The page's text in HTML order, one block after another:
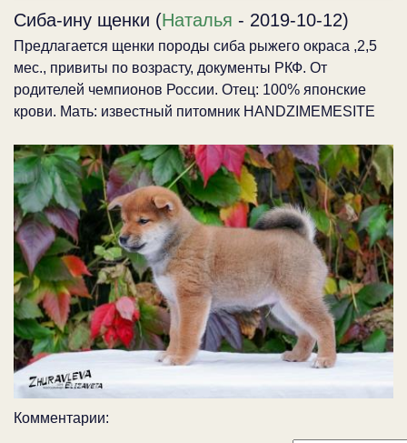
Сиба-ину щенки (Наталья - 2019-10-12)
Предлагается щенки породы сиба рыжего окраса ,2,5
мес., привиты по возрасту, документы РКФ. От
родителей чемпионов России. Отец: 100% японские
крови. Мать: известный питомник HANDZIMEMESITE
Комментарии: